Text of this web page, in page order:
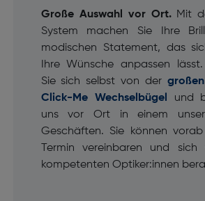
Große Auswahl vor Ort. Mit
System machen Sie Ihre
modischen Statement, das
Ihre Wünsche anpassen
Sie sich selbst von der
Click-Me Wechselbügel
und
uns vor Ort in einem
Geschäften. Sie können
Termin vereinbaren und sich
kompetenten Optiker:innen